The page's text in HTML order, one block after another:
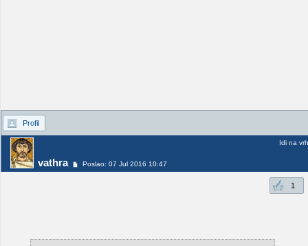
Profil
vathra Poslao: 07 Jul 2016 10:47
Idi na vrh
1